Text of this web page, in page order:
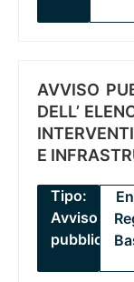
AVVISO
DELL’
E
Tipo:
Avviso
pubblico